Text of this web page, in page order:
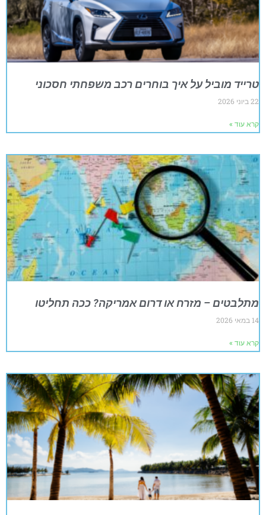
טרייד מוביל על איך בוחרים רכב משפחתי חסכוני
22 ביוני 2026
קרא עוד »
מתלבטים – מזרח או דרום אמריקה? ככה תחליטו
14 במאי 2026
קרא עוד »